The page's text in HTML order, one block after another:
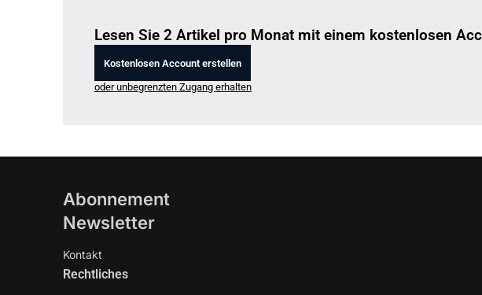
Lesen Sie 2 Artikel pro Monat mit einem kostenlosen
Kostenlosen Account erstellen
oder unbegrenzten Zugang erhalten
Abonnement
Newsletter
Kontakt
Rechtliches